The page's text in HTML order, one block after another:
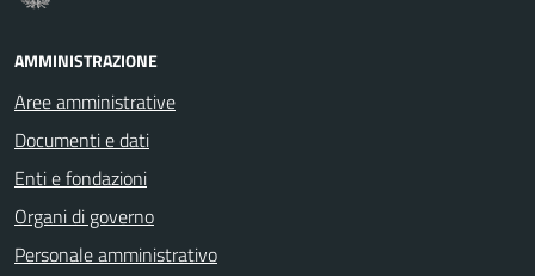
AMMINISTRAZIONE
Aree amministrative
Documenti e dati
Enti e fondazioni
Organi di governo
Personale amministrativo